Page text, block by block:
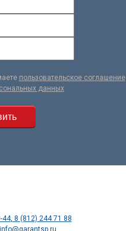
пользовательское соглашение
данных
44, 8 (812) 244 71 88